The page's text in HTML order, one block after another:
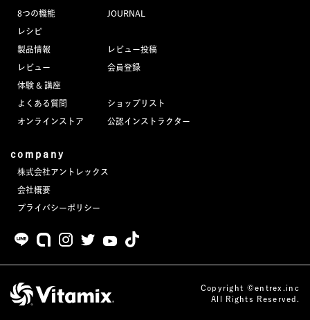
JOURNAL
8つの機能
レシピ
製品情報
レビュー
体験 & 講座
よくある質問
オンラインストア
JOURNAL
レビュー投稿
会員登録
ショップリスト
公認インストラクター
company
株式会社アントレックス
会社概要
プライバシーポリシー
Copyright ©entrex.inc
All Rights Reserved.